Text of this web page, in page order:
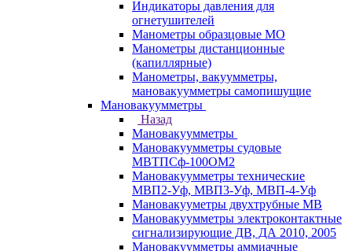
Индикаторы давления для
огнетушителей
Манометры образцовые МО
Манометры дистанционные
(капиллярные)
Манометры, вакуумметры,
мановакуумметры самопишущие
Мановакуумметры
Назад
Мановакуумметры
Мановакуумметры судовые
МВТПСф-100ОМ2
Мановакуумметры технические
МВП2-Уф, МВП3-Уф, МВП-4-Уф
Мановакууметры двухтрубные МВ
Мановакуумметры электроконтактные
сигнализирующие ДВ, ДА 2010, 2005
Мановакуумметры аммиачные